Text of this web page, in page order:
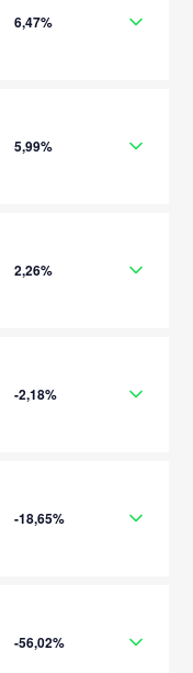
6,47%
5,99%
2,26%
-2,18%
-18,65%
-56,02%